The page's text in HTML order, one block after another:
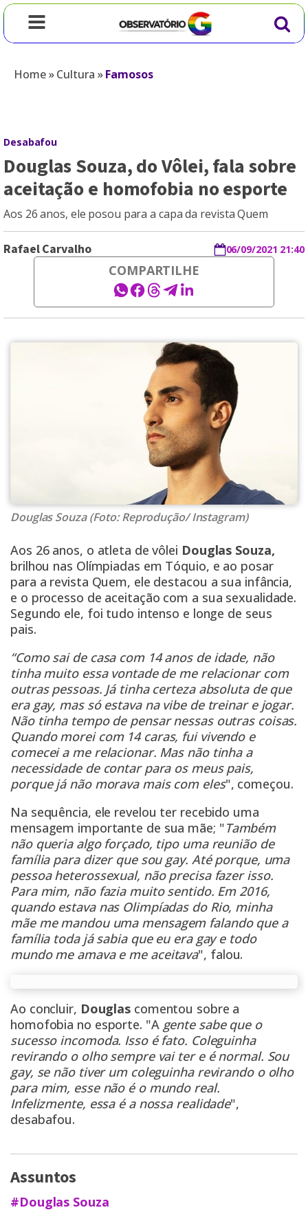
Home»Cultura »Famosos
Desabafou
Douglas Souza, do Vôlei, fala sobre
aceitação e homofobia no esporte
Aos 26 anos, ele posou para a capa da revista Quem
Rafael Carvalho 06/09/2021 21:40
COMPARTILHE
Douglas Souza (Foto: Reprodução/ Instagram)
Aos 26 anos, o atleta de vôlei Douglas Souza,
brilhou nas Olímpiadas em Tóquio, e ao posar
para a revista Quem, ele destacou a sua infância,
e o processo de aceitação com a sua sexualidade.
Segundo ele, foi tudo intenso e longe de seus
pais.
“Como sai de casa com 14 anos de idade, não
tinha muito essa vontade de me relacionar com
outras pessoas. Já tinha certeza absoluta de que
era gay, mas só estava na vibe de treinar e jogar.
Não tinha tempo de pensar nessas outras coisas.
Quando morei com 14 caras, fui vivendo e
comecei a me relacionar. Mas não tinha a
necessidade de contar para os meus pais,
porque já não morava mais com eles", começou.
Na sequência, ele revelou ter recebido uma
mensagem importante de sua mãe; "Também
não queria algo forçado, tipo uma reunião de
família para dizer que sou gay. Até porque, uma
pessoa heterossexual, não precisa fazer isso.
Para mim, não fazia muito sentido. Em 2016,
quando estava nas Olimpíadas do Rio, minha
mãe me mandou uma mensagem falando que a
família toda já sabia que eu era gay e todo
mundo me amava e me aceitava", falou.
Ao concluir, Douglas comentou sobre a
homofobia no esporte. "A gente sabe que o
sucesso incomoda. Isso é fato. Coleguinha
revirando o olho sempre vai ter e é normal. Sou
gay, se não tiver um coleguinha revirando o olho
para mim, esse não é o mundo real.
Infelizmente, essa é a nossa realidade",
desabafou.
Assuntos
#Douglas Souza